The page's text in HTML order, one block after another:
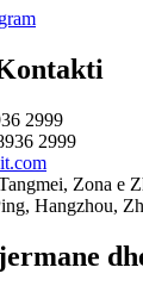
2999
2999
Zona e
Hangzhou,